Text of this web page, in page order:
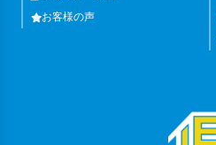
お客様の声